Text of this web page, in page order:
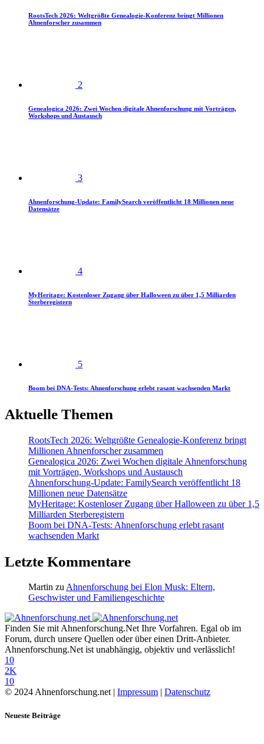
RootsTech 2026: Weltgrößte Genealogie-Konferenz bringt Millionen
Ahnenforscher zusammen
2
Genealogica 2026: Zwei Wochen digitale Ahnenforschung mit Vorträgen,
Workshops und Austausch
3
Ahnenforschung-Update: FamilySearch veröffentlicht 18 Millionen neue
Datensätze
4
MyHeritage: Kostenloser Zugang über Halloween zu über 1,5 Milliarden
Sterberegistern
5
Boom bei DNA-Tests: Ahnenforschung erlebt rasant wachsenden Markt
Aktuelle Themen
RootsTech 2026: Weltgrößte Genealogie-Konferenz bringt
Millionen Ahnenforscher zusammen
Genealogica 2026: Zwei Wochen digitale Ahnenforschung
mit Vorträgen, Workshops und Austausch
Ahnenforschung-Update: FamilySearch veröffentlicht 18
Millionen neue Datensätze
MyHeritage: Kostenloser Zugang über Halloween zu über 1,5
Milliarden Sterberegistern
Boom bei DNA-Tests: Ahnenforschung erlebt rasant
wachsenden Markt
Letzte Kommentare
Martin zu Ahnenforschung bei Elon Musk: Eltern,
Geschwister und Familiengeschichte
Finden Sie mit Ahnenforschung.Net Ihre Vorfahren. Egal ob im
Forum, durch unsere Quellen oder über einen Dritt-Anbieter.
Ahnenforschung.Net ist unabhängig, objektiv und verlässlich!
10
2K
10
© 2024 Ahnenforschung.net | Impressum | Datenschutz
Neueste Beiträge